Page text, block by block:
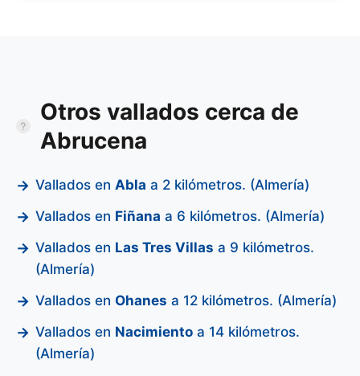
Otros vallados cerca de
Abrucena
Vallados en Abla a 2 kilómetros. (Almería)
Vallados en Fiñana a 6 kilómetros. (Almería)
Vallados en Las Tres Villas a 9 kilómetros.
(Almería)
Vallados en Ohanes a 12 kilómetros. (Almería)
Vallados en Nacimiento a 14 kilómetros.
(Almería)